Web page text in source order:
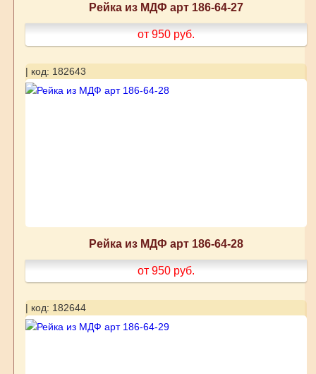
Рейка из МДФ арт 186-64-27
от 950 руб.
| код: 182643
Рейка из МДФ арт 186-64-28
от 950 руб.
| код: 182644